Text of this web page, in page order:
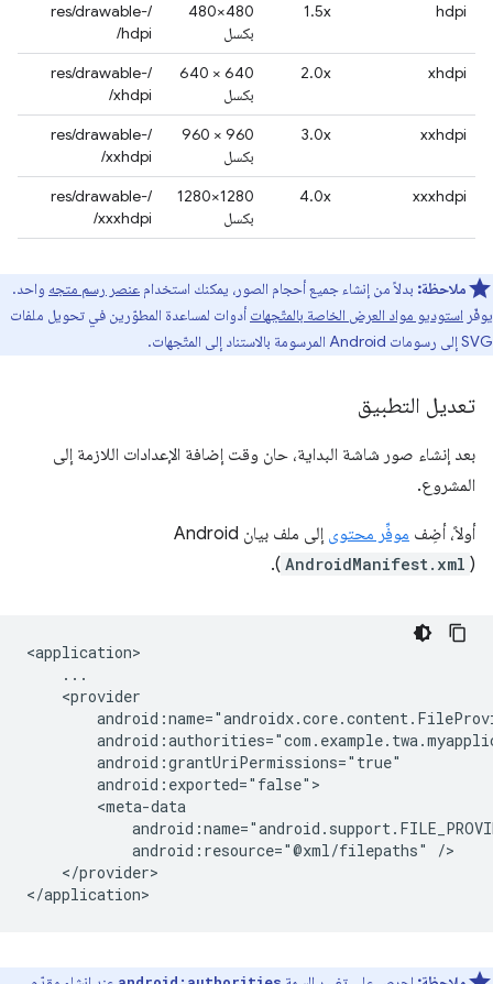
hdpi
1.5x
‫480×480
بكسل
/res/drawable-
hdpi/
xhdpi
2.0x
‫640 × 640
بكسل
/res/drawable-
xhdpi/
xxhdpi
3.0x
‫960 × 960
بكسل
/res/drawable-
xxhdpi/
xxxhdpi
4.0x
‫1280×1280
بكسل
/res/drawable-
xxxhdpi/
ملاحظة: بدلاً من إنشاء جميع أحجام الصور، يمكنك استخدام عنصر رسم متجه واحد.
يوفّر استوديو مواد العرض الخاصة بالمتّجهات أدوات لمساعدة المطوّرين في تحويل ملفات
SVG إلى رسومات Android المرسومة بالاستناد إلى المتّجهات.
تعديل التطبيق
بعد إنشاء صور شاشة البداية، حان وقت إضافة الإعدادات اللازمة إلى
المشروع.
أولاً، أضِف موفِّر محتوى
إلى ملف بيان Android
(
AndroidManifest.xml
).
android:resource="@xml/filepaths"
</provider>